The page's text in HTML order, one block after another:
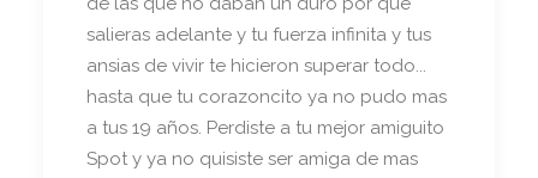
salieras adelante y tu fuerza infinita y tus
ansias de vivir te hicieron superar todo...
hasta que tu corazoncito ya no pudo mas
a tus 19 años. Perdiste a tu mejor amiguito
Spot y ya no quisiste ser amiga de mas